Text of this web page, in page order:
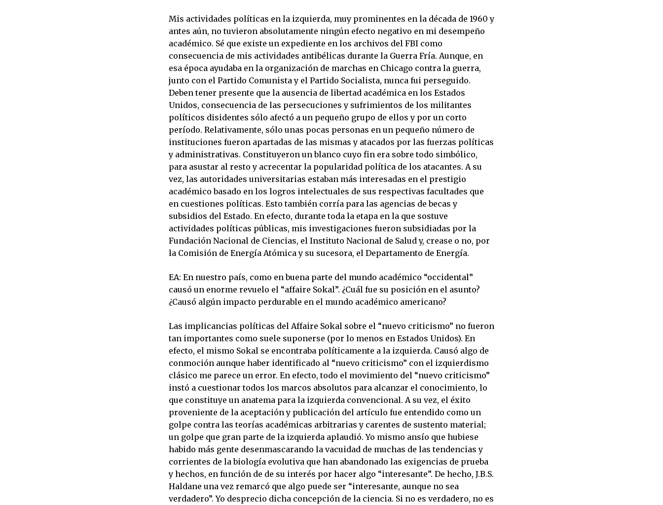
Mis actividades políticas en la izquierda, muy prominentes en la década de 1960 y
antes aún, no tuvieron absolutamente ningún efecto negativo en mi desempeño
académico. Sé que existe un expediente en los archivos del FBI como
consecuencia de mis actividades antibélicas durante la Guerra Fría. Aunque, en
esa época ayudaba en la organización de marchas en Chicago contra la guerra,
junto con el Partido Comunista y el Partido Socialista, nunca fui perseguido.
Deben tener presente que la ausencia de libertad académica en los Estados
Unidos, consecuencia de las persecuciones y sufrimientos de los militantes
políticos disidentes sólo afectó a un pequeño grupo de ellos y por un corto
período. Relativamente, sólo unas pocas personas en un pequeño número de
instituciones fueron apartadas de las mismas y atacados por las fuerzas políticas
y administrativas. Constituyeron un blanco cuyo fin era sobre todo simbólico,
para asustar al resto y acrecentar la popularidad política de los atacantes. A su
vez, las autoridades universitarias estaban más interesadas en el prestigio
académico basado en los logros intelectuales de sus respectivas facultades que
en cuestiones políticas. Esto también corría para las agencias de becas y
subsidios del Estado. En efecto, durante toda la etapa en la que sostuve
actividades políticas públicas, mis investigaciones fueron subsidiadas por la
Fundación Nacional de Ciencias, el Instituto Nacional de Salud y, crease o no, por
la Comisión de Energía Atómica y su sucesora, el Departamento de Energía.
EA: En nuestro país, como en buena parte del mundo académico “occidental”
causó un enorme revuelo el “affaire Sokal”. ¿Cuál fue su posición en el asunto?
¿Causó algún impacto perdurable en el mundo académico americano?
Las implicancias políticas del Affaire Sokal sobre el “nuevo criticismo” no fueron
tan importantes como suele suponerse (por lo menos en Estados Unidos). En
efecto, el mismo Sokal se encontraba políticamente a la izquierda. Causó algo de
conmoción aunque haber identificado al “nuevo criticismo” con el izquierdismo
clásico me parece un error. En efecto, todo el movimiento del “nuevo criticismo”
instó a cuestionar todos los marcos absolutos para alcanzar el conocimiento, lo
que constituye un anatema para la izquierda convencional. A su vez, el éxito
proveniente de la aceptación y publicación del artículo fue entendido como un
golpe contra las teorías académicas arbitrarias y carentes de sustento material;
un golpe que gran parte de la izquierda aplaudió. Yo mismo ansío que hubiese
habido más gente desenmascarando la vacuidad de muchas de las tendencias y
corrientes de la biología evolutiva que han abandonado las exigencias de prueba
y hechos, en función de de su interés por hacer algo “interesante”. De hecho, J.B.S.
Haldane una vez remarcó que algo puede ser “interesante, aunque no sea
verdadero”. Yo desprecio dicha concepción de la ciencia. Si no es verdadero, no es